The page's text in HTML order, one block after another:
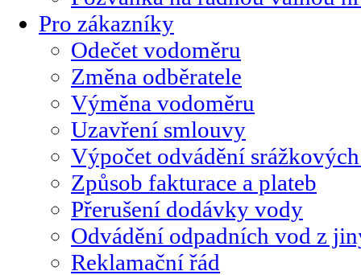
Pro zákazníky
Odečet vodoměru
Změna odběratele
Výměna vodoměru
Uzavření smlouvy
Výpočet odvádění
Způsob fakturace a plateb
Přerušení dodávky vody
Odvádění odpadních vod z
Reklamační řád